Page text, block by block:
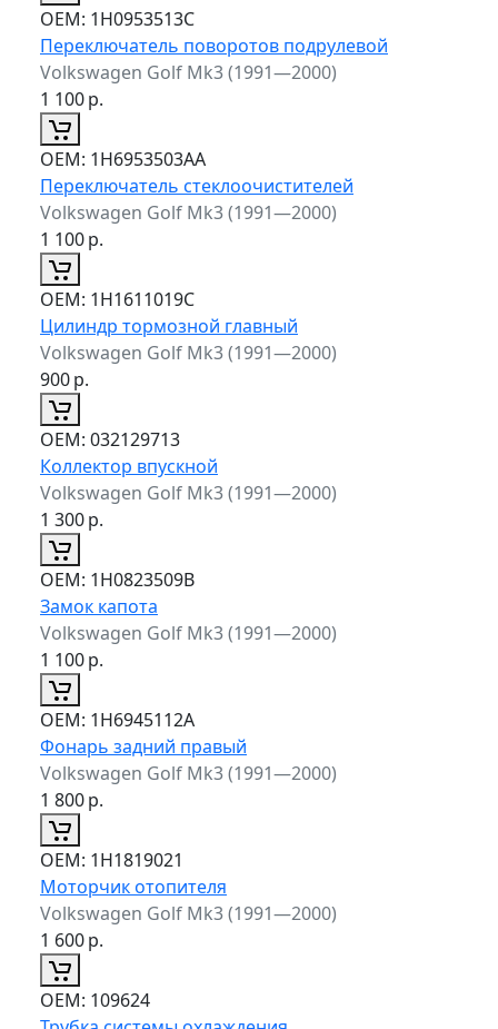
ОЕМ: 1H0953513C
Переключатель поворотов подрулевой
Volkswagen Golf Mk3 (1991—2000)
1 100р.
ОЕМ: 1H6953503AA
Переключатель стеклоочистителей
Volkswagen Golf Mk3 (1991—2000)
1 100р.
ОЕМ: 1H1611019C
Цилиндр тормозной главный
Volkswagen Golf Mk3 (1991—2000)
900р.
ОЕМ: 032129713
Коллектор впускной
Volkswagen Golf Mk3 (1991—2000)
1 300р.
ОЕМ: 1H0823509B
Замок капота
Volkswagen Golf Mk3 (1991—2000)
1 100р.
ОЕМ: 1H6945112A
Фонарь задний правый
Volkswagen Golf Mk3 (1991—2000)
1 800р.
ОЕМ: 1H1819021
Моторчик отопителя
Volkswagen Golf Mk3 (1991—2000)
1 600р.
ОЕМ: 109624